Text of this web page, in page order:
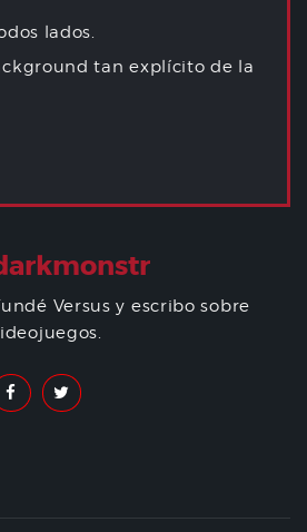
lados.
tan explícito de la
Versus y escribo sobre